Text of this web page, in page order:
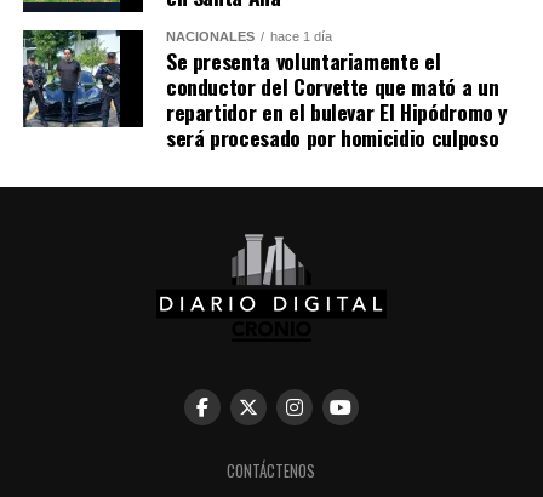
Keiko Fujimori.
Comparte esto:
Facebook X
NACIONALES hace 1 día
Se presenta voluntariamente el
conductor del Corvette que mató a un
repartidor en el bulevar El Hipódromo y
será procesado por homicidio culposo
CONTÁCTENOS